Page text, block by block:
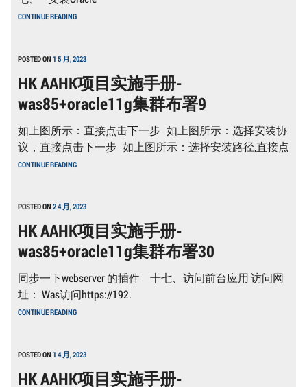
11
CONTINUE READINGHK
AAHK
实
手
册-
WAS85+ORACLE11G
集
布
署
10
POSTED ON 1 5 月, 2023
HK AAHK项目实施手册-
was85+oracle11g集群布署9
如上图所示：直接点击下一步 如上图所示：选择安装协
议，直接点击下一步 如上图所示：选择安装路径,直接点
CONTINUE READING
AAHK
实
手
册-
WAS85+ORACLE11G
集
布
署
9
POSTED ON 2 4 月, 2023
HK AAHK项目实施手册-
was85+oracle11g集群布署30
同步一下webserver 的插件 十七、访问前台应用 访问网
址： Was访问https://192.
CONTINUE READINGHK
AAHK
实
手
册-
POSTED ON 1 4 月, 2023
HK AAHK项目实施手册-